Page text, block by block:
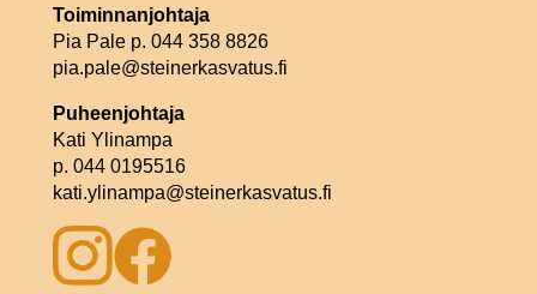
Toiminnanjohtaja
Pia Pale p. 044 358 8826
pia.pale@steinerkasvatus.fi
Puheenjohtaja
Kati Ylinampa
p. 044 0195516
kati.ylinampa@steinerkasvatus.fi